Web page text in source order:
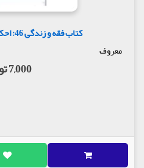
کتاب فقه و زندگی 46: احکام مداحی و سوگواری
معروف
7,000 تومان